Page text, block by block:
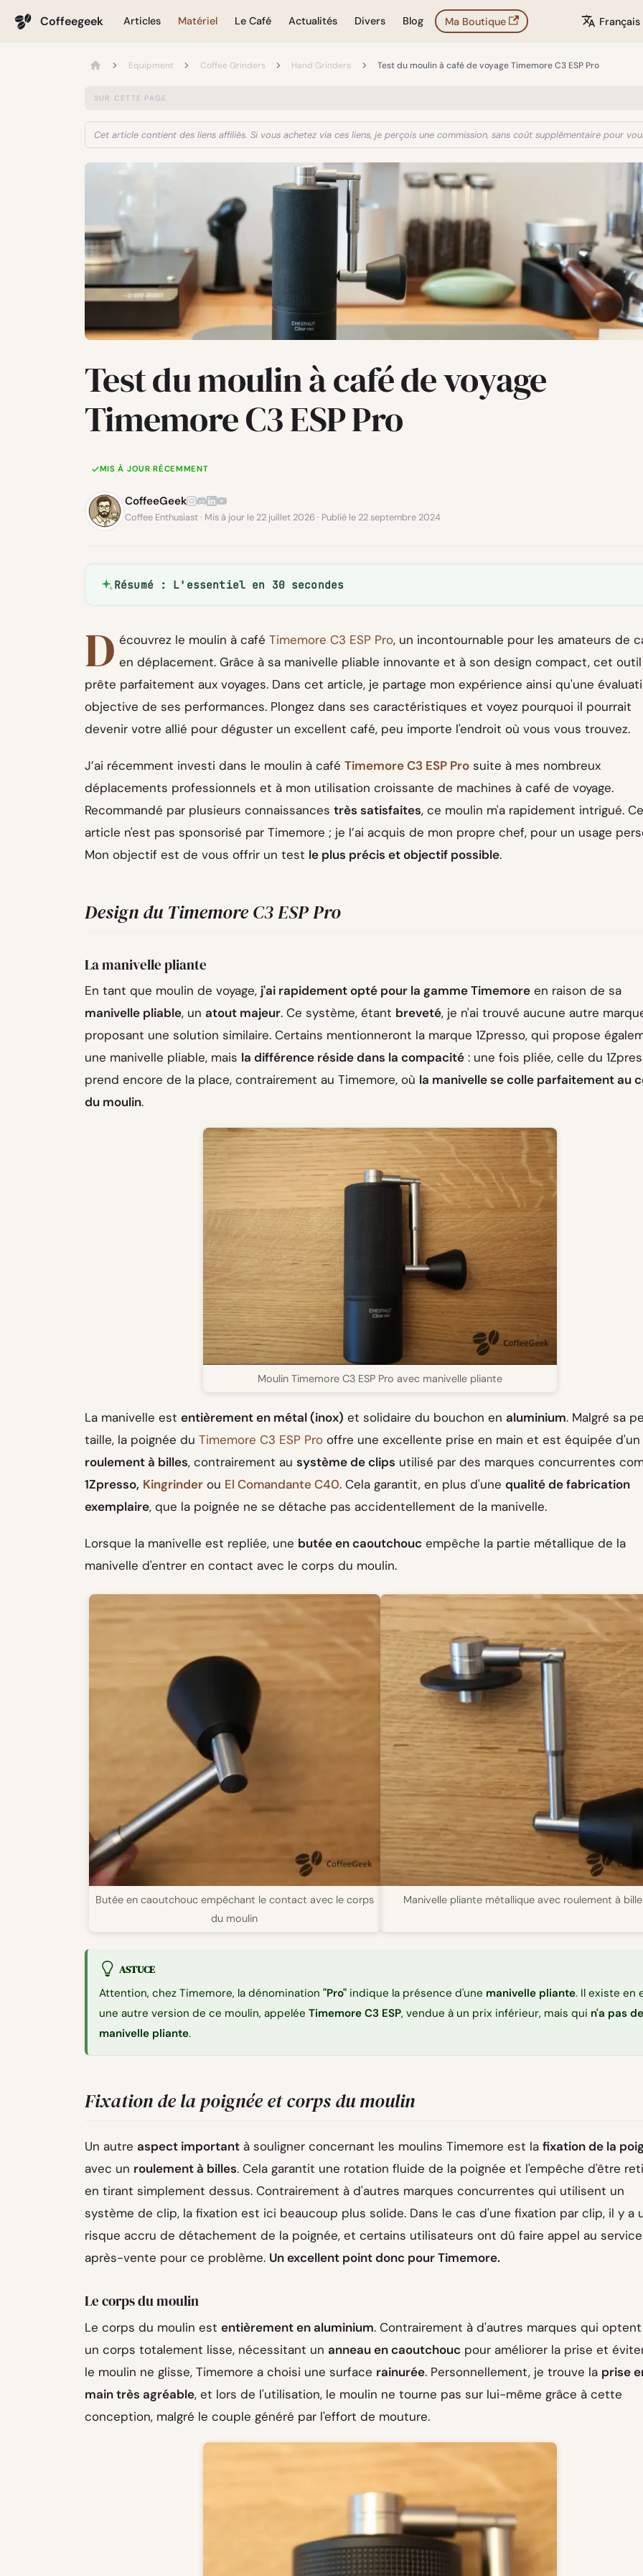
Coffeegeek Articles Matériel Le Café Actualités Divers Blog Ma Boutique Français
Equipment Coffee Grinders Hand Grinders Test du moulin à café de voyage Timemore C3 ESP Pro
SUR CETTE PAGE
Cet article contient des liens affiliés. Si vous achetez via ces liens, je perçois une commission, sans coût supplémentaire pour
Test du moulin à café de voyage
Timemore C3 ESP Pro
MIS À JOUR RÉCEMMENT
CoffeeGeek
Coffee Enthusiast · Mis à jour le 22 juillet 2026 · Publié le 22 septembre 2024
Résumé : L'essentiel en 30 secondes
D écouvrez le moulin à caféTimemore C3 ESP Pro, un incontournable pour les amateurs de
en déplacement. Grâce à sa manivelle pliable innovante et à son design compact, cet
prête parfaitement aux voyages. Dans cet article, je partage mon expérience ainsi qu'une
objective de ses performances. Plongez dans ses caractéristiques et voyez pourquoi il pourrait
devenir votre allié pour déguster un excellent café, peu importe l'endroit où vous vous trouvez.
J’ai récemment investi dans le moulin à café Timemore C3 ESP Pro suite à mes nombreux
déplacements professionnels et à mon utilisation croissante de machines à café de voyage.
Recommandé par plusieurs connaissances très satisfaites, ce moulin m'a rapidement intrigué.
article n'est pas sponsorisé par Timemore ; je l’ai acquis de mon propre chef, pour un usage
Mon objectif est de vous offrir un test le plus précis et objectif possible.
Design du Timemore C3 ESP Pro
La manivelle pliante
En tant que moulin de voyage, j'ai rapidement opté pour la gamme Timemore en raison de sa
manivelle pliable, un atout majeur. Ce système, étant breveté, je n'ai trouvé aucune autre
proposant une solution similaire. Certains mentionneront la marque 1Zpresso, qui propose
une manivelle pliable, mais la différence réside dans la compacité : une fois pliée, celle du
prend encore de la place, contrairement au Timemore, où la manivelle se colle parfaitement au
du moulin.
Moulin Timemore C3 ESP Pro avec manivelle pliante
La manivelle est entièrement en métal (inox) et solidaire du bouchon en aluminium. Malgré sa
taille, la poignée du Timemore C3 ESP Pro offre une excellente prise en main et est équipée d'un
roulement à billes, contrairement au système de clips utilisé par des marques concurrentes
1Zpresso, Kingrinder ou El Comandante C40. Cela garantit, en plus d'une qualité de fabrication
exemplaire, que la poignée ne se détache pas accidentellement de la manivelle.
Lorsque la manivelle est repliée, une butée en caoutchouc empêche la partie métallique de la
manivelle d'entrer en contact avec le corps du moulin.
Butée en caoutchouc empêchant le contact avec le corps
du moulin
Manivelle pliante métallique avec roulement à
ASTUCE
Attention, chez Timemore, la dénomination "Pro" indique la présence d'une manivelle pliante. Il existe en
une autre version de ce moulin, appelée Timemore C3 ESP, vendue à un prix inférieur, mais qui n'a pas de
manivelle pliante.
Fixation de la poignée et corps du moulin
Un autre aspect important à souligner concernant les moulins Timemore est la fixation de la
avec un roulement à billes. Cela garantit une rotation fluide de la poignée et l'empêche d'être
en tirant simplement dessus. Contrairement à d'autres marques concurrentes qui utilisent un
système de clip, la fixation est ici beaucoup plus solide. Dans le cas d'une fixation par clip, il y a
risque accru de détachement de la poignée, et certains utilisateurs ont dû faire appel au service
après-vente pour ce problème. Un excellent point donc pour Timemore.
Le corps du moulin
Le corps du moulin est entièrement en aluminium. Contrairement à d'autres marques qui
un corps totalement lisse, nécessitant un anneau en caoutchouc pour améliorer la prise et
le moulin ne glisse, Timemore a choisi une surface rainurée. Personnellement, je trouve la prise
main très agréable, et lors de l'utilisation, le moulin ne tourne pas sur lui-même grâce à cette
conception, malgré le couple généré par l'effort de mouture.